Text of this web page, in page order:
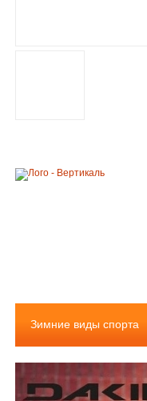
Зимние виды спорта